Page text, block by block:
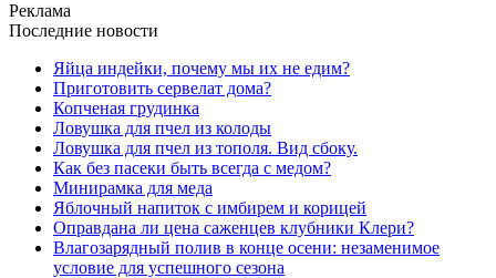
Реклама
Последние новости
Яйца индейки, почему мы их не едим?
Приготовить сервелат⁠⁠ дома?
Копченая грудинка
Ловушка для пчел из колоды
Ловушка для пчел из тополя. Вид сбоку.
Как без пасеки быть всегда с медом?
Минирамка для меда
Яблочный напиток с имбирем и корицей
Оправдана ли цена саженцев клубники Клери?
Влагозарядный полив в конце осени: незаменимое
условие для успешного сезона